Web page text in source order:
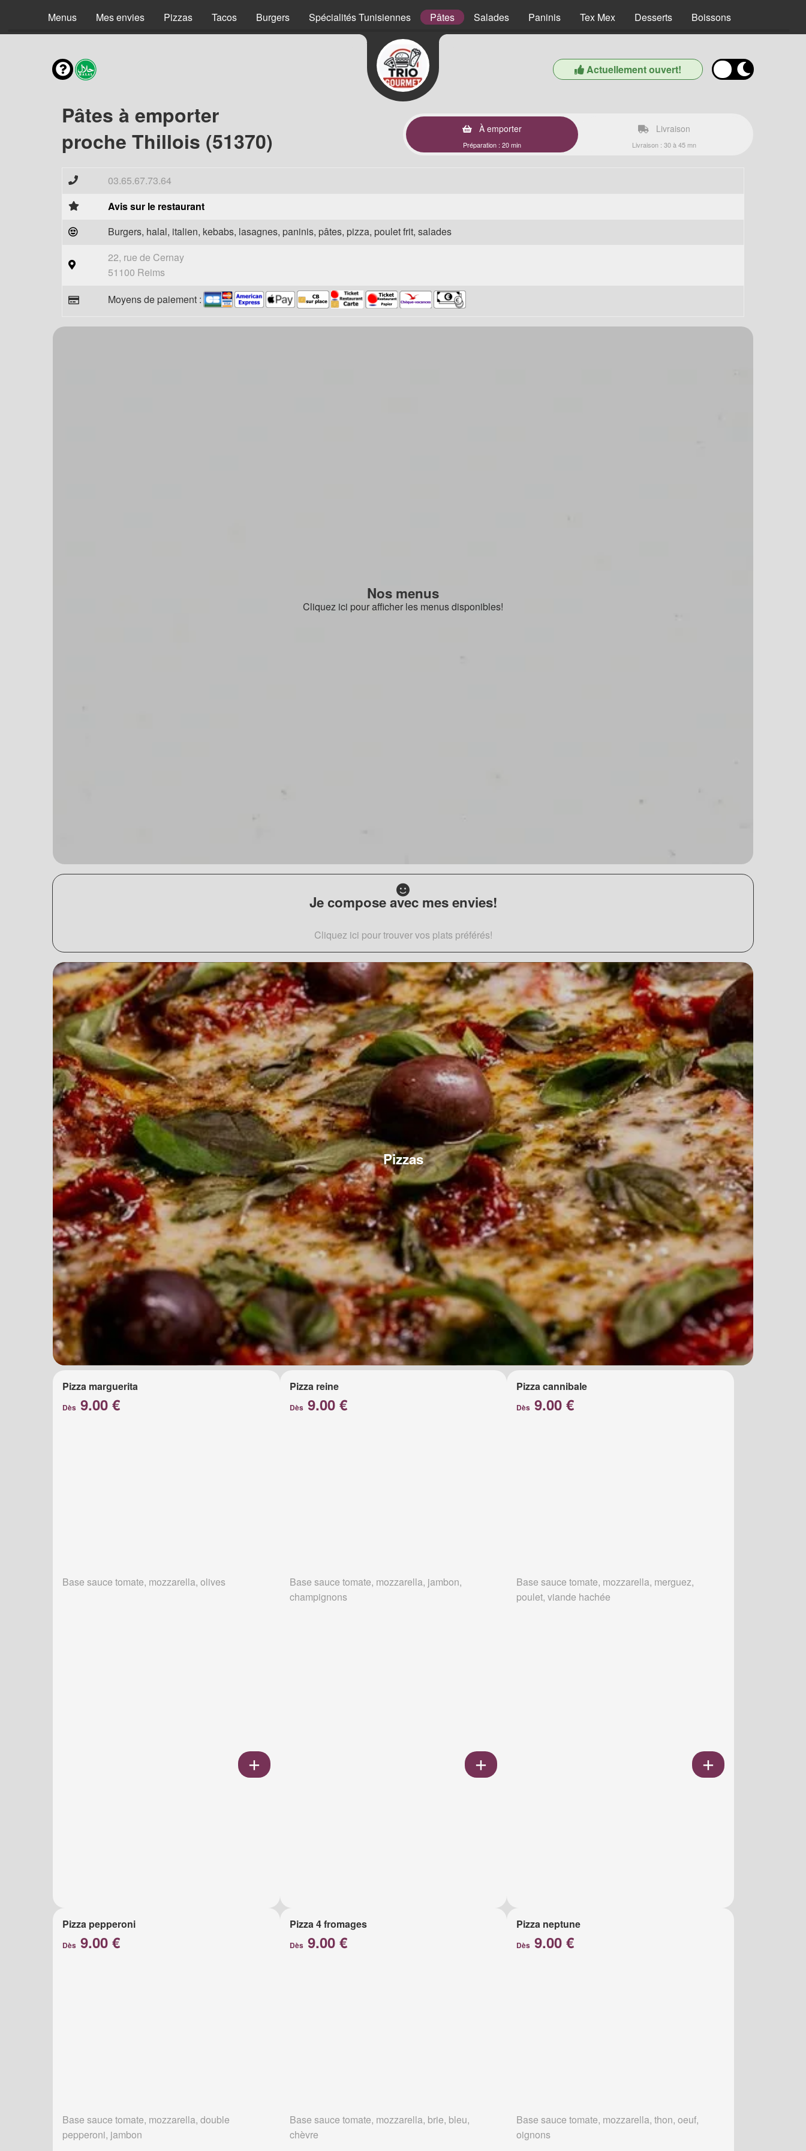
Menus Mes envies Pizzas Tacos Burgers Spécialités Tunisiennes Pâtes Salades Paninis Tex Mex Desserts Boissons
Actuellement ouvert!
Pâtes à emporter
proche Thillois (51370)
À emporter
Préparation : 20 min
Livraison
Livraison : 30 à 45 mn
03.65.67.73.64
Avis sur le restaurant
Burgers, halal, italien, kebabs, lasagnes, paninis, pâtes, pizza, poulet frit, salades
22, rue de Cernay
51100 Reims
Moyens de paiement :
Nos menus
Cliquez ici pour afficher les menus disponibles!
Je compose avec mes envies!
Cliquez ici pour trouver vos plats préférés!
Pizzas
Pizza marguerita
Dès 9.00 €
Base sauce tomate, mozzarella, olives
Pizza reine
Dès9.00 €
Base sauce tomate, mozzarella, jambon,
champignons
Pizza cannibale
Dès 9.00 €
Base sauce tomate, mozzarella, merguez,
poulet, viande hachée
Pizza pepperoni
Dès 9.00 €
Base sauce tomate, mozzarella, double
pepperoni, jambon
Pizza 4 fromages
Dès9.00 €
Base sauce tomate, mozzarella, brie, bleu,
chèvre
Pizza neptune
Dès 9.00 €
Base sauce tomate, mozzarella, thon, oeuf,
oignons